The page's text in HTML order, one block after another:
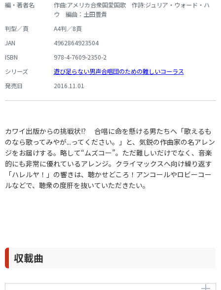
編・著者名
作曲:アメリカ合衆国愛国歌 作詩:ジュリア・ウォード・ハ
ウ 編曲：土田豊貴
判型／頁
A4判／8頁
JAN
4962864923504
ISBN
978-4-7609-2350-2
シリーズ
遊び足らない男声合唱団のための難しいコーラス
発売日
2016.11.01
カワイ出版からの挑戦状!? 合唱に命を懸ける男たちへ「歌えるも
のなら歌ってみやが...ってください。」と、気鋭の作曲家の名アレン
ジをお届けする。略して“ムズコー”。ただ難しいだけでなく、音楽
的にも非常に優れているアレンジ。クライマックスへ向け繰り返す
「ハレルヤ！」の響きは、聴かせどころ！アンコールやロビーコー
ルなどで、聴衆の度肝を抜いていただきたい。
収載曲